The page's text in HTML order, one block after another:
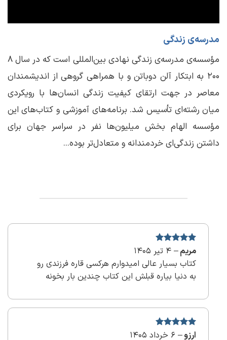
مدرسه‌ی زندگی
مؤسسه‌ی مدرسه‌ی زندگی نهادی بین‌المللی است که در سال ۸
۲۰۰ به ابتکار آلن دوباتن و با همراهی گروهی از اندیشمندان
معاصر در جهت ارتقای کیفیت زندگی انسان‌ها با رویکردی
میان رشته‌ای تأسیس شد. برنامه‌های آموزشی و کتاب‌های این
مؤسسه الهام بخش میلیون‌ها نفر در سراسر جهان برای
داشتن زندگی‌ای خردمندانه و متعادل‌تر بوده...
نمره5 از
مریم– 4 تیر 1405
کتاب بسیار عالی امیدوارم هرکسی قاره فرزندی رو
به دنیا بیاره قبلش این کتاب چندین بار بخونه
نمره 5از
ارزو– 6 خرداد 1405